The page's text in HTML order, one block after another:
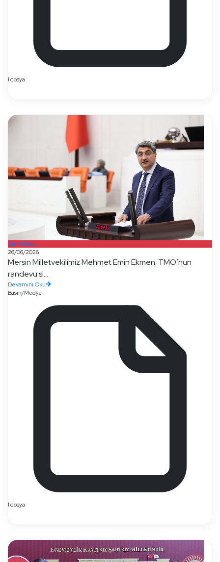
1 dosya
Basın/Medya
26/06/2026
Mersin Milletvekilimiz Mehmet Emin Ekmen: TMO’nun
randevu si...
Devamını Oku
Basın/Medya
1 dosya